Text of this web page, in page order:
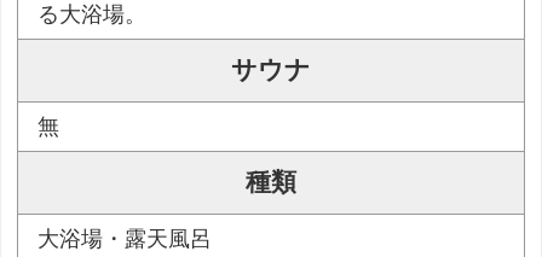
る大浴場。
サウナ
無
種類
大浴場・露天風呂